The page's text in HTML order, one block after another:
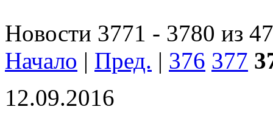
Новости 3771 - 3780 из
Начало | Пред. | 376 377
12.09.2016